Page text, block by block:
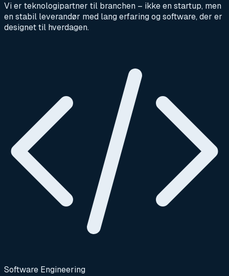
Vi er teknologipartner til branchen – ikke en startup, men
en stabil leverandør med lang erfaring og software, der er
designet til hverdagen.
Software Engineering